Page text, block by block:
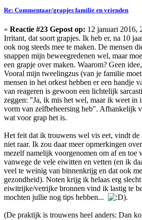
Re: Commentaar/grapjes familie en vrienden
« Reactie #23 Gepost op: 12 januari 2016,
Irritant, dat soort grapjes. Ik heb er, na 10
ook nog steeds mee te maken. De mensen
snappen mijn beweegredenen wel, maar
een grapje over maken. Waarom? Geen
Vooral mijn tweelingzus (van je familie
mensen in het orkest hebben er een handje
van reageren is gewoon een lichtelijk
zeggen: "Ja, ik mis het wel, maar ik weet in
vorm van zelfbeheersing heb". Afhankelijk
wat voor grap het is.
Het feit dat ik trouwens wel vis eet, vindt de
niet raar. Ik zou daar meer opmerkingen
mezelf namelijk voorgenomen om af en toe
vanwege de vele eiwitten en vetten (en ik
veel te weinig van binnenkrijg en dat ook
gezondheid). Noten krijg ik helaas erg
eiwitrijke/vetrijke bronnen vind ik lastig te
mochten jullie nog tips hebben...
).
(De praktijk is trouwens heel anders: Dan